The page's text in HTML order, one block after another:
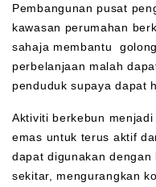
Pembangunan pusat
kawasan perumahan
sahaja membantu
perbelanjaan malah
penduduk supaya dapat
Aktiviti berkebun
emas untuk terus aktif
dapat digunakan
sekitar, mengurangkan